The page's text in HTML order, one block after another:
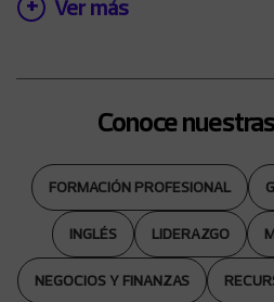
Ver más
Conoce
FORMACIÓN PROFESIONAL
INGLÉS LIDERAZGO
NEGOCIOS Y FINANZAS